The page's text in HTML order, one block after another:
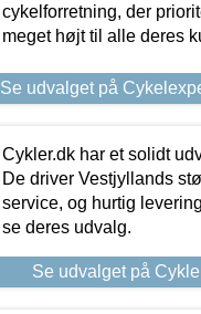
cykelforretning, der
meget højt til alle deres
Se udvalget på
Cykler.dk har et solidt
De driver Vestjyllands
service, og hurtig
se deres udvalg.
Se udvalget på